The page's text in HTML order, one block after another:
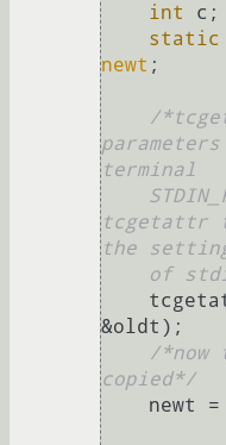
int
static
newt ;
/
terminal
tcgetattr
the
of
&oldt);
/
copied*/